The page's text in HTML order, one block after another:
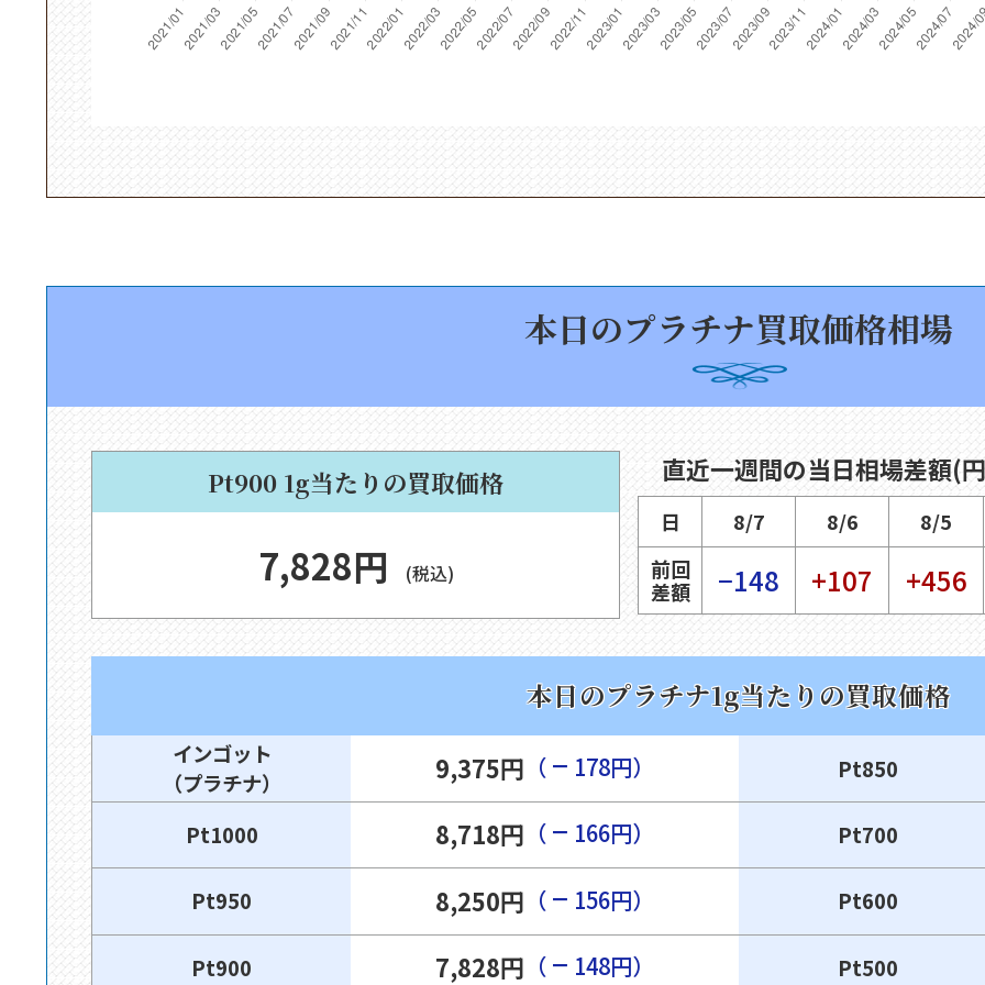
本日のプラチナ買取価格相場
Pt900 1g当たりの買取価格
7,828円 (税込)
直近一週間の当日相場差額(
日 8/7 8/6
8/5
前回
差額
−148 +107 +456
本日のプラチナ1g当たりの買取価格
インゴット
（プラチナ）
9,375円 （ − 178円）
Pt1000 8,718円 （ − 166円）
Pt950 8,250円 （ − 156円）
Pt900 7,828円 （ − 148円）
Pt850
Pt700
Pt600
Pt500